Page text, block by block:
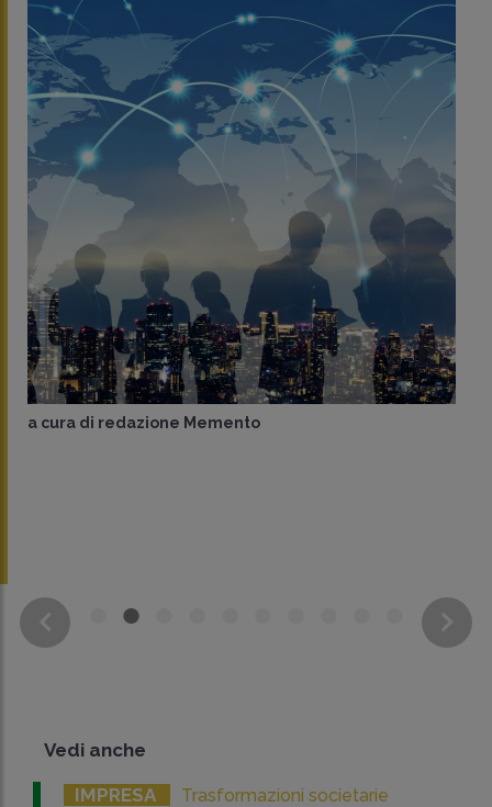
a cura di redazione Memento
Vedi anche
IMPRESA Trasformazioni societarie